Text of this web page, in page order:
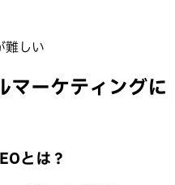
難しい
マーケティングに
とは？